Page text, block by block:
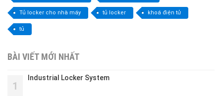
Tủ locker cho nhà máy tủ locker khoá điện tử
tủ
BÀI VIẾT MỚI NHẤT
1
Industrial Locker System